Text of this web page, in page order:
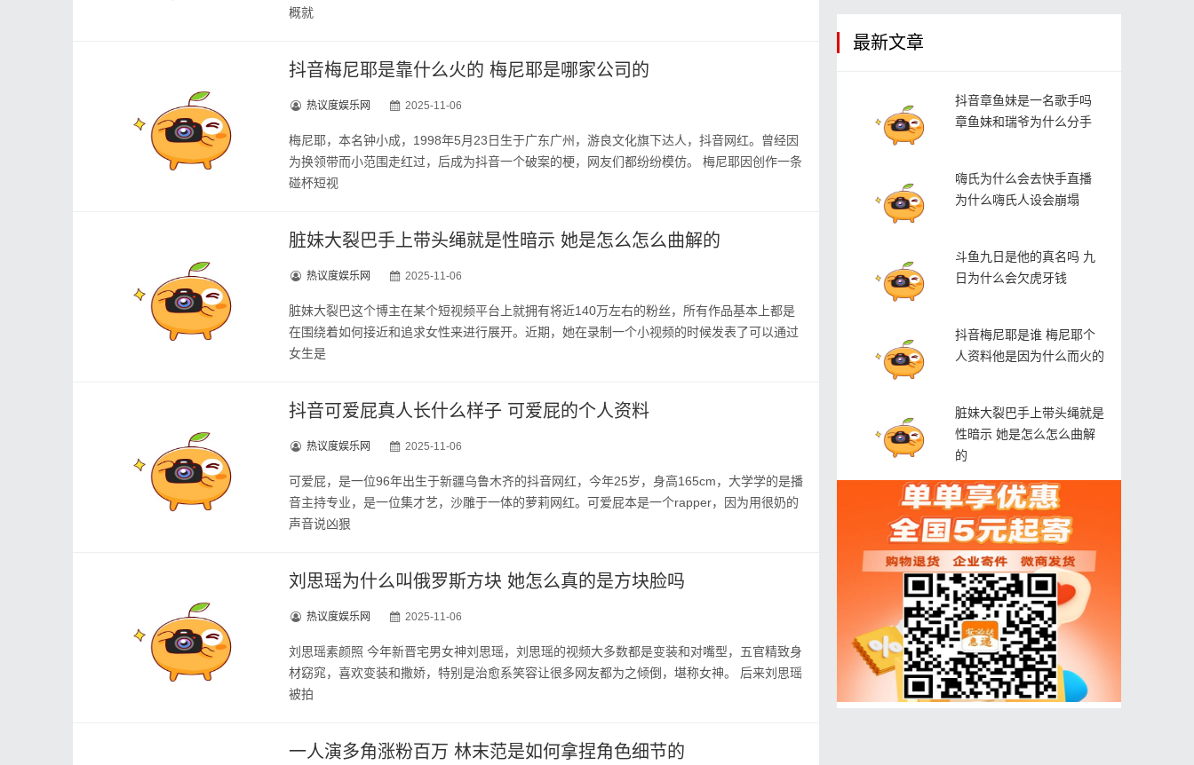
概就
抖音梅尼耶是靠什么火的 梅尼耶是哪家公司的
热议度娱乐网 2025-11-06
梅尼耶，本名钟小成，1998年5月23日生于广东广州，游良文化旗下达人，抖音网红。曾经因
为换领带而小范围走红过，后成为抖音一个破案的梗，网友们都纷纷模仿。 梅尼耶因创作一条
碰杯短视
脏妹大裂巴手上带头绳就是性暗示 她是怎么怎么曲解的
热议度娱乐网 2025-11-06
脏妹大裂巴这个博主在某个短视频平台上就拥有将近140万左右的粉丝，所有作品基本上都是
在围绕着如何接近和追求女性来进行展开。近期，她在录制一个小视频的时候发表了可以通过
女生是
抖音可爱屁真人长什么样子 可爱屁的个人资料
热议度娱乐网 2025-11-06
可爱屁，是一位96年出生于新疆乌鲁木齐的抖音网红，今年25岁，身高165cm，大学学的是播
音主持专业，是一位集才艺，沙雕于一体的萝莉网红。可爱屁本是一个rapper，因为用很奶的
声音说凶狠
刘思瑶为什么叫俄罗斯方块 她怎么真的是方块脸吗
热议度娱乐网 2025-11-06
刘思瑶素颜照 今年新晋宅男女神刘思瑶，刘思瑶的视频大多数都是变装和对嘴型，五官精致身
材窈窕，喜欢变装和撒娇，特别是治愈系笑容让很多网友都为之倾倒，堪称女神。 后来刘思瑶
被拍
一人演多角涨粉百万 林末范是如何拿捏角色细节的
最新文章
抖音章鱼妹是一名歌手吗
章鱼妹和瑞爷为什么分手
嗨氏为什么会去快手直播
为什么嗨氏人设会崩塌
斗鱼九日是他的真名吗 九
日为什么会欠虎牙钱
抖音梅尼耶是谁 梅尼耶个
人资料他是因为什么而火的
脏妹大裂巴手上带头绳就是
性暗示 她是怎么怎么曲解
的